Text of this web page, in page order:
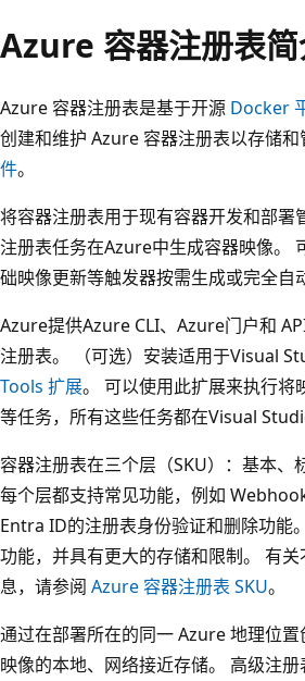
Azure 容器注册表
Azure 容器注册表是基于开源 Docker
创建和维护 Azure 容器注册表以存储和
件。
将容器注册表用于现有容器开发和部署
注册表任务在Azure中生成容器映像。
础映像更新等触发器按需生成或完全自
Azure提供Azure CLI、Azure门户和
注册表。 （可选）安装适用于Visual
Tools 扩展。 可以使用此扩展来执行将
等任务，所有这些任务都在Visual
容器注册表在三个层（SKU）：基本、
每个层都支持常见功能，例如
Entra ID的注册表身份验证和删除功能
功能，并具有更大的存储和限制。 有
息，请参阅 Azure 容器注册表 SKU。
通过在部署所在的同一 Azure 地理位
映像的本地、网络接近存储。 高级注册